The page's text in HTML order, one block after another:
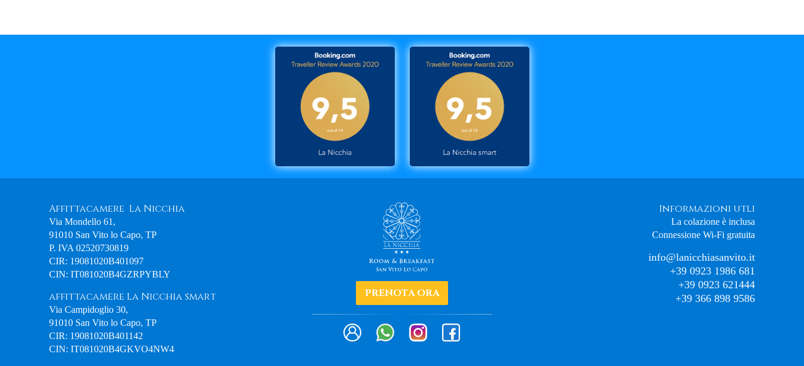
Affittacamere La Nicchia
Via Mondello 61,
91010 San Vito lo Capo, TP
P. IVA 02520730819
CIR: 19081020B401097
CIN: IT081020B4GZRPYBLY
affittacamere La Nicchia smart
Via Campidoglio 30,
91010 San Vito lo Capo, TP
CIR: 19081020B401142
CIN: IT081020B4GKVO4NW4
PRENOTA ORA
Informazioni utli
La colazione è inclusa
Connessione Wi-Fi gratuita
info@lanicchiasanvito.it
+39 0923 1986 681
+39 0923 621444
+39 366 898 9586